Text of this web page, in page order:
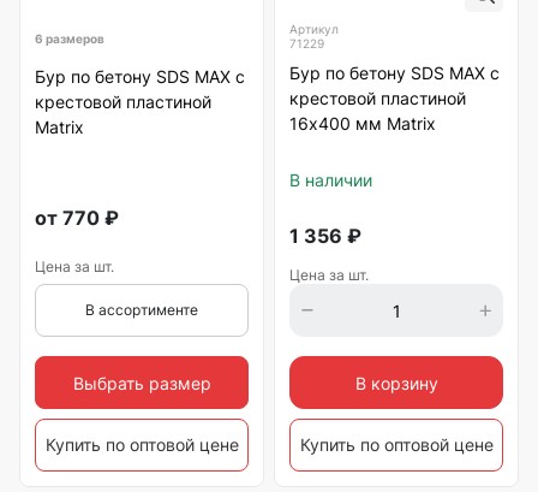
6 размеров
Бур по бетону SDS MAX с
крестовой пластиной
Matrix
от 770 ₽
Цена за шт.
В ассортименте
Выбрать размер
Купить по оптовой цене
Артикул
71229
Бур по бетону SDS MAX с
крестовой пластиной
16х400 мм Matrix
В наличии
1 356 ₽
Цена за шт.
В корзину
Купить по оптовой цене